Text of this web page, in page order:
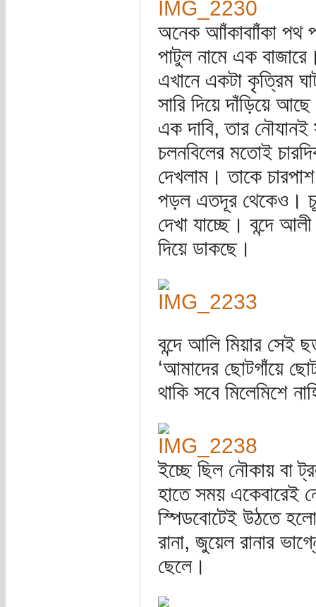
অনেক আাঁকাবাাঁকা পথ
পাটুল নামে এক
এখানে একটা কৃত্রিম
সারি দিয়ে দাঁড়িয়ে
এক দাবি, তার
চলনবিলের মতোই
দেখলাম। তাকে
পড়ল এতদূর থেকেও।
দেখা যাচ্ছে। বন্দে
দিয়ে ডাকছে।
বন্দে আলি মিয়ার সেই
‘আমাদের ছোটগাঁয়ে
থাকি সবে মিলেমিশে
ইচ্ছে ছিল নৌকায় বা
হাতে সময় একেবারেই
স্পিডবোটেই উঠতে
রানা, জুয়েল রানার
ছেলে।